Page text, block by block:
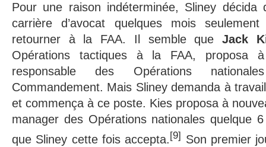
Pour une raison indéterminée, Sliney décida
carrière d’avocat quelques mois
retourner à la FAA. Il semble queJack
Opérations tactiques à la FAA, proposa
responsable des Opérations
Commandement. Mais Sliney demanda à
et commença à ce poste. Kies proposa à
manager des Opérations nationales quelque
que Sliney cette fois accepta. [9]
Son premier